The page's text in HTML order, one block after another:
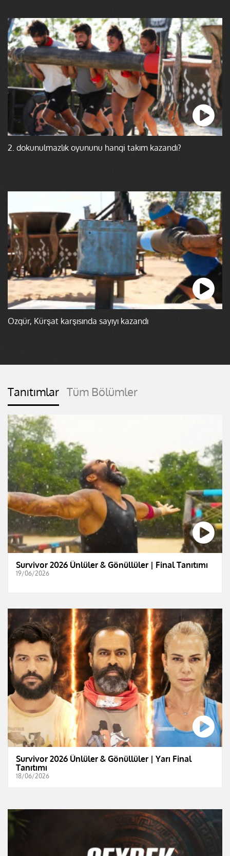
2. dokunulmazlık oyununu hangi takım kazandı?
Özgür, Kürşat karşısında sayıyı kazandı
Tanıtımlar Tüm Bölümler
Survivor 2026 Ünlüler & Gönüllüler | Final Tanıtımı
19/06/2026
Survivor 2026 Ünlüler & Gönüllüler | Yarı Final
Tanıtımı
18/06/2026